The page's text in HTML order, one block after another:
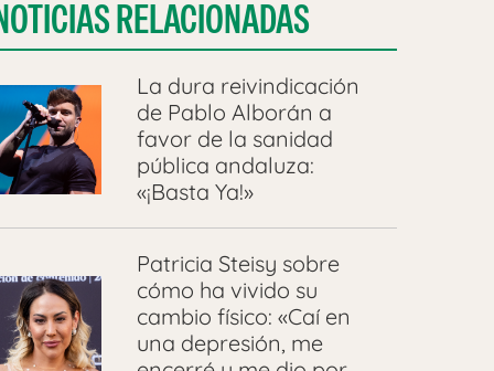
RELACIONADAS
La dura reivindicación
de Pablo Alborán a
favor de la sanidad
pública andaluza:
«¡Basta Ya!»
Patricia Steisy sobre
cómo ha vivido su
cambio físico: «Caí en
una depresión, me